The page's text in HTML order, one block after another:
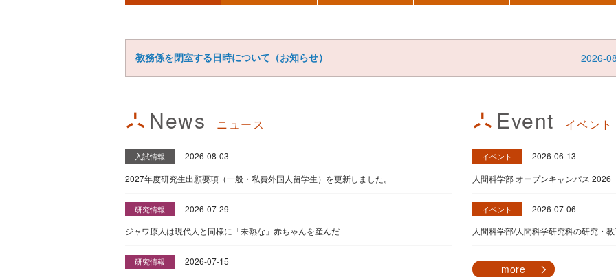
教務係を閉室する日時について（お知らせ） 2026-
News ニュース
入試情報
2026-08-03
2027年度研究生出願要項（一般・私費外国人留学生）を更新しました。
研究情報
2026-07-29
ジャワ原人は現代人と同様に「未熟な」赤ちゃんを産んだ
研究情報
2026-07-15
Event イベント
イベント
2026-06-13
人間科学部 オープンキャンパス 2026
イベント
2026-07-06
人間科学部/人間科学研究科の研究・
more